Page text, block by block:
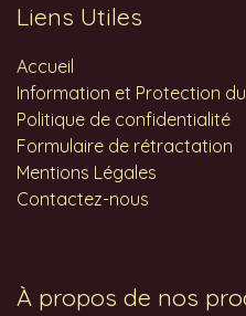
Liens Utiles
Accueil
Information et Protection
Politique de confidentialité
Formulaire de rétractation
Mentions Légales
Contactez-nous
À propos de nos